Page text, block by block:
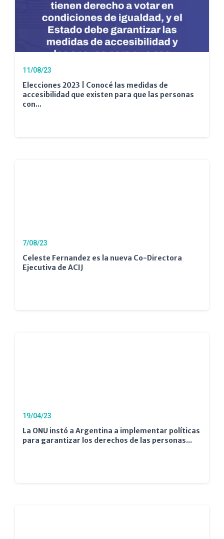
11/08/23
Elecciones 2023 | Conocé las medidas de
accesibilidad que existen para que las personas
con...
7/08/23
Celeste Fernandez es la nueva Co-Directora
Ejecutiva de ACIJ
19/04/23
La ONU instó a Argentina a implementar políticas
para garantizar los derechos de las personas...